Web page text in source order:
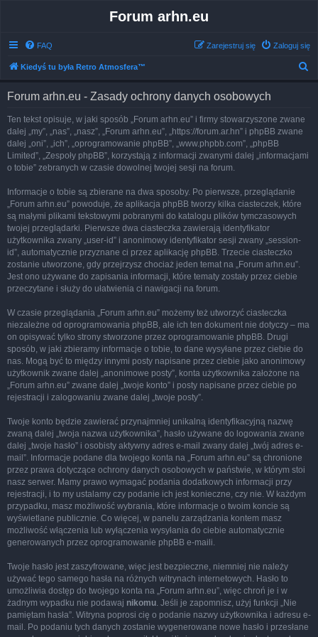
Forum arhn.eu
FAQ Zaloguj się
Zarejestruj się
Kiedyś tu była Retro Atmosfera™
Forum arhn.eu - Zasady ochrony danych osobowych
Ten tekst opisuje, w jaki sposób „Forum arhn.eu” i firmy stowarzyszone zwane
dalej „my”, „nas”, „nasz”, „Forum arhn.eu”, „https://forum.ar.hn” i phpBB zwane
dalej „oni”, „ich”, „oprogramowanie phpBB”, „www.phpbb.com”, „phpBB
Limited”, „Zespoły phpBB”, korzystają z informacji zwanymi dalej „informacjami
o tobie” zebranych w czasie dowolnej twojej sesji na forum.
Informacje o tobie są zbierane na dwa sposoby. Po pierwsze, przeglądanie
„Forum arhn.eu” powoduje, że aplikacja phpBB tworzy kilka ciasteczek, które
są małymi plikami tekstowymi pobranymi do katalogu plików tymczasowych
twojej przeglądarki. Pierwsze dwa ciasteczka zawierają identyfikator
użytkownika zwany „user-id” i anonimowy identyfikator sesji zwany „session-
id”, automatycznie przyznane ci przez aplikację phpBB. Trzecie ciasteczko
zostanie utworzone, gdy przejrzysz chociaż jeden temat na „Forum arhn.eu”.
Jest ono używane do zapisania informacji, które tematy zostały przez ciebie
przeczytane i służy do ułatwienia ci nawigacji na forum.
W czasie przeglądania „Forum arhn.eu” możemy też utworzyć ciasteczka
niezależne od oprogramowania phpBB, ale ich ten dokument nie dotyczy – ma
on opisywać tylko strony stworzone przez oprogramowanie phpBB. Drugi
sposób, w jaki zbieramy informacje o tobie, to dane wysyłane przez ciebie do
nas. Mogą być to między innymi posty napisane przez ciebie jako anonimowy
użytkownik zwane dalej „anonimowe posty”, konta użytkownika założone na
„Forum arhn.eu” zwane dalej „twoje konto” i posty napisane przez ciebie po
rejestracji i zalogowaniu zwane dalej „twoje posty”.
Twoje konto będzie zawierać przynajmniej unikalną identyfikacyjną nazwę
zwaną dalej „twoja nazwa użytkownika”, hasło używane do logowania zwane
dalej „twoje hasło” i osobisty aktywny adres e-mail zwany dalej „twój adres e-
mail”. Informacje podane dla twojego konta na „Forum arhn.eu” są chronione
przez prawa dotyczące ochrony danych osobowych w państwie, w którym stoi
nasz serwer. Mamy prawo wymagać podania dodatkowych informacji przy
rejestracji, i to my ustalamy czy podanie ich jest konieczne, czy nie. W każdym
przypadku, masz możliwość wybrania, które informacje o twoim koncie są
wyświetlane publicznie. Co więcej, w panelu zarządzania kontem masz
możliwość włączenia lub wyłączenia wysyłania do ciebie automatycznie
generowanych przez oprogramowanie phpBB e-maili.
Twoje hasło jest zaszyfrowane, więc jest bezpieczne, niemniej nie należy
używać tego samego hasła na różnych witrynach internetowych. Hasło to
umożliwia dostęp do twojego konta na „Forum arhn.eu”, więc chroń je i w
żadnym wypadku nie podawaj nikomu. Jeśli je zapomnisz, użyj funkcji „Nie
pamiętam hasła”. Witryna poprosi cię o podanie nazwy użytkownika i adresu e-
mail. Po podaniu tych danych zostanie wygenerowane nowe hasło i przesłane